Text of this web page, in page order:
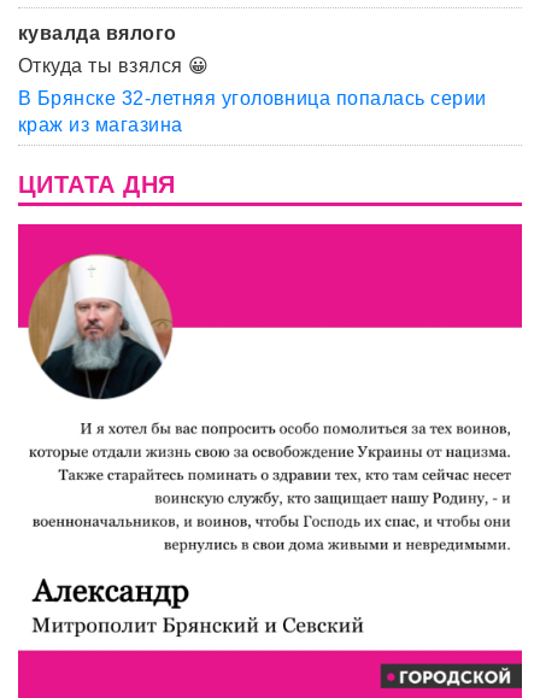
кувалда вялого
Откуда ты взялся 😀
В Брянске 32-летняя уголовница попалась серии
краж из магазина
ЦИТАТА ДНЯ